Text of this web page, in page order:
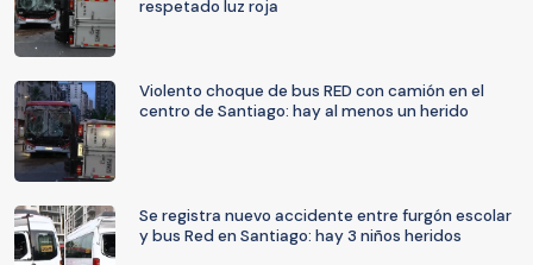
respetado luz roja
Violento choque de bus RED con camión en el
centro de Santiago: hay al menos un herido
Se registra nuevo accidente entre furgón escolar
y bus Red en Santiago: hay 3 niños heridos